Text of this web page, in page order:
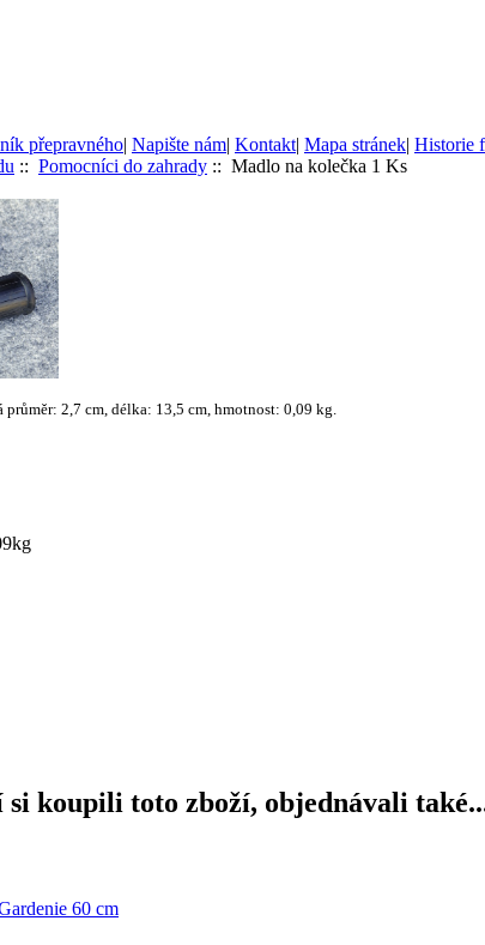
přepravného| Napište nám| Kontakt| Mapa stránek| Historie
:: Pomocníci do zahrady :: Madlo na kolečka 1 Ks
průměr: 2,7 cm, délka: 13,5 cm, hmotnost: 0,09 kg.
koupili toto zboží, objednávali
60 cm